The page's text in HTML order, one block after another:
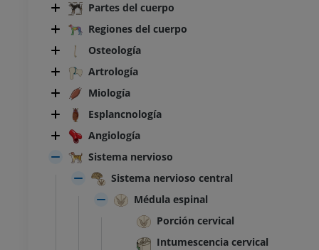
Partes del cuerpo
Regiones del cuerpo
Osteología
Artrología
Miología
Esplancnología
Angiología
Sistema nervioso
Sistema nervioso central
Médula espinal
Porción cervical
Intumescencia cervical